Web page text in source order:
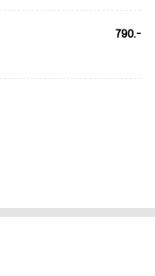
790.-